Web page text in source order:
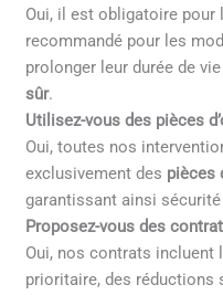
Oui, il est obligatoire pour
recommandé pour les
prolonger leur durée de
sûr.
Utilisez-vous des pièces
Oui, toutes nos
exclusivement des pièces
garantissant ainsi
Proposez-vous des
Oui, nos contrats incluent
prioritaire, des réductions